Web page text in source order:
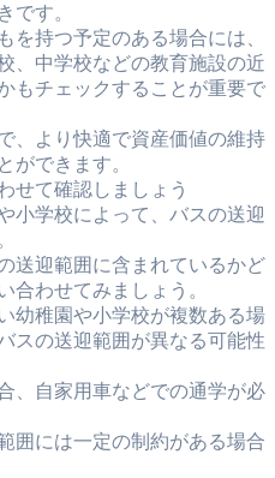
です。
を持つ予定のある場合には、
、中学校などの教育施設の近
もチェックすることが重要で
、より快適で資産価値の維持
ができます。
せて確認しましょう
小学校によって、バスの送迎
送迎範囲に含まれているかど
合わせてみましょう。
幼稚園や小学校が複数ある場
スの送迎範囲が異なる可能性
、自家用車などでの通学が必
囲には一定の制約がある場合